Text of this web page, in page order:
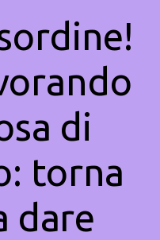
di
torna
dare